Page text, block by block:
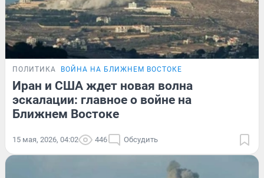
ПОЛИТИКА ВОЙНА НА БЛИЖНЕМ ВОСТОКЕ
Иран и США ждет новая волна
эскалации: главное о войне на
Ближнем Востоке
15 мая, 2026, 04:02 446 Обсудить